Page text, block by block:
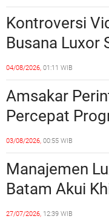
Sinergi
Batam
Kontroversi
Busana Luxor
Barelang Usut
Unsur
04/08/2026, 01:11 WIB
Amsakar
Percepat
Prioritas,
Realisasi
Lampaui 50
03/08/2026, 00:55 WIB
Manajemen
Batam Akui
Minta Maaf,
27/07/2026, 12:39 WIB